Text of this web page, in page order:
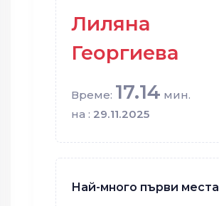
Лиляна
Георгиева
Време: 17.14 мин.
на : 29.11.2025
Най-много първи места